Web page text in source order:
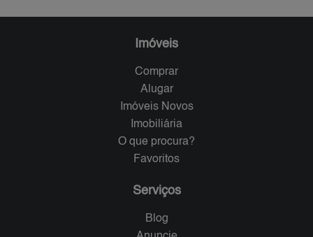
Imóveis
Comprar
Alugar
Imóveis Novos
Imobiliária
O que procura?
Favoritos
Serviços
Blog